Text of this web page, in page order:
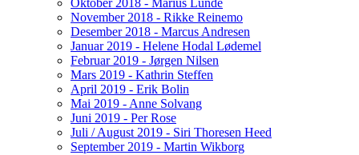
November 2018 - Rikke Reinemo
Desember 2018 - Marcus Andresen
Januar 2019 - Helene Hodal Lødemel
Februar 2019 - Jørgen Nilsen
Mars 2019 - Kathrin Steffen
April 2019 - Erik Bolin
Mai 2019 - Anne Solvang
Juni 2019 - Per Rose
Juli / August 2019 - Siri Thoresen Heed
September 2019 - Martin Wikborg